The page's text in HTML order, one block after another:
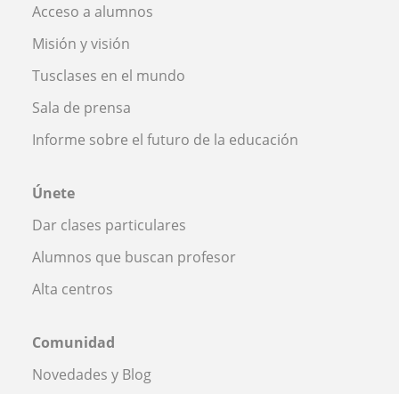
Acceso a alumnos
Misión y visión
Tusclases en el mundo
Sala de prensa
Informe sobre el futuro de la educación
Únete
Dar clases particulares
Alumnos que buscan profesor
Alta centros
Comunidad
Novedades y Blog